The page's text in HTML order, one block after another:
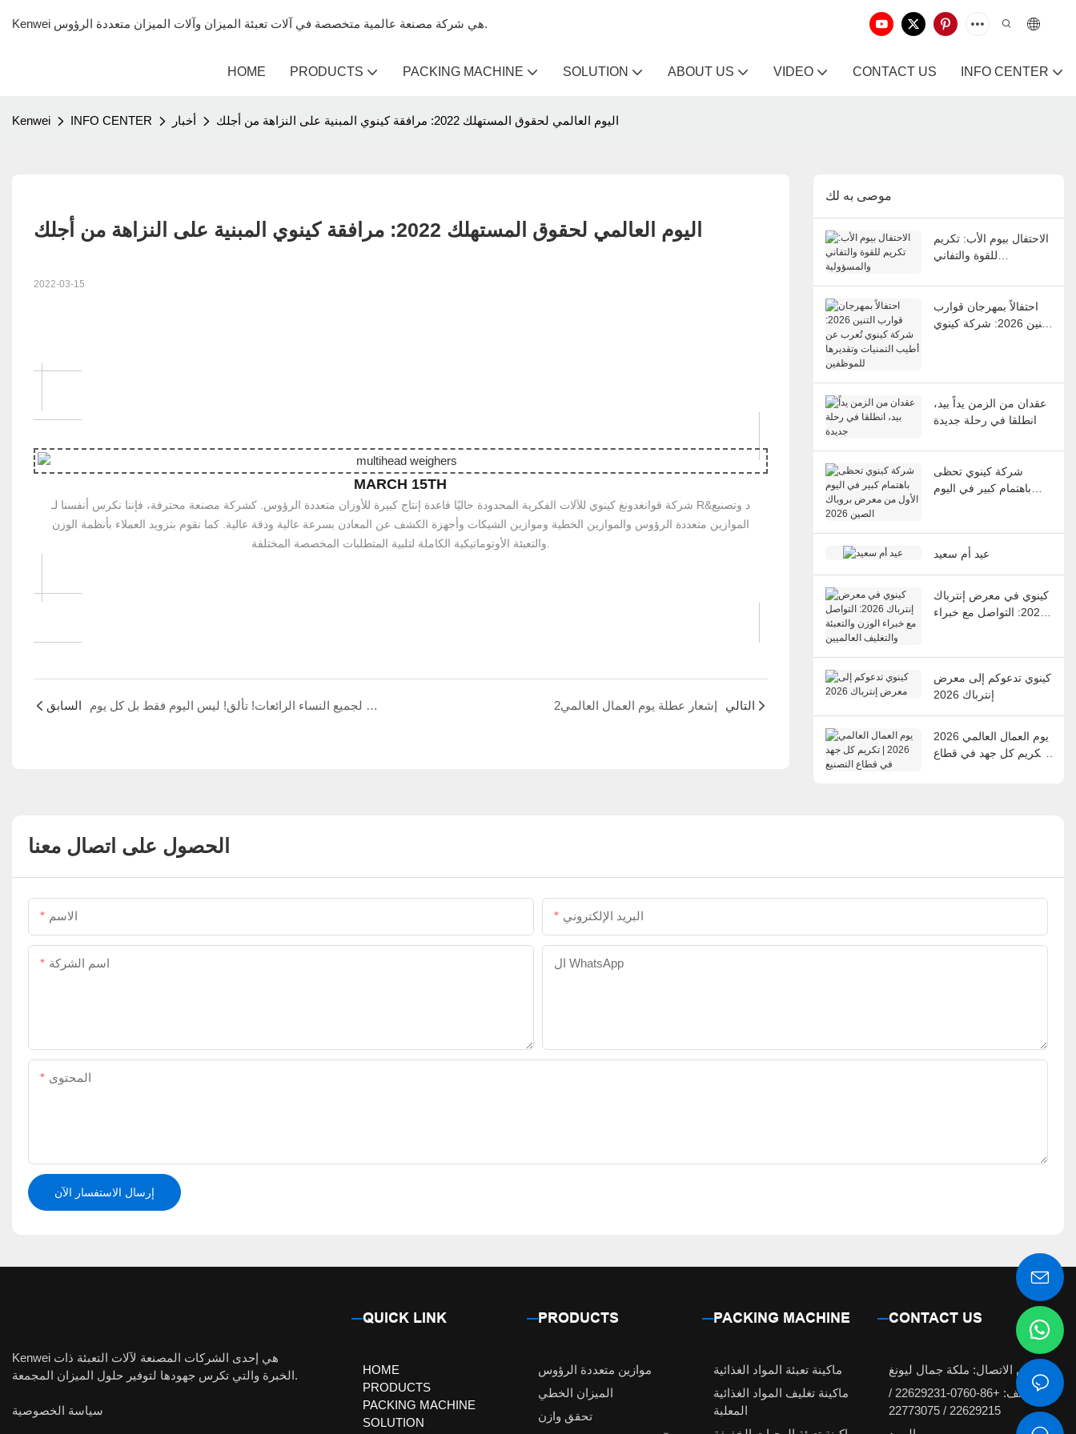
Kenwei هي شركة مصنعة عالمية متخصصة في آلات تعبئة الميزان وآلات الميزان متعددة الرؤوس.
HOME PRODUCTS PACKING MACHINE SOLUTION ABOUT US VIDEO CONTACT US INFO CENTER
Kenwei INFO CENTER أخبار اليوم العالمي لحقوق المستهلك 2022: مرافقة كينوي المبنية على النزاهة من أجلك
اليوم العالمي لحقوق المستهلك 2022: مرافقة كينوي المبنية على النزاهة من أجلك
2022-03-15
MARCH 15TH
شركة قوانغدونغ كينوي للآلات الفكرية المحدودة حاليًا قاعدة إنتاج كبيرة للأوزان متعددة الرؤوس. كشركة مصنعة محترفة، فإننا نكرس أنفسنا لـ R&د وتصنيع
الموازين متعددة الرؤوس والموازين الخطية وموازين الشيكات وأجهزة الكشف عن المعادن بسرعة عالية ودقة عالية. كما نقوم بتزويد العملاء بأنظمة الوزن
السابق يوم مرأة سعيد لجميع النساء الرائعات! تألق! ليس اليوم فقط بل كل يوم! إشعار عطلة يوم العمال العالمي2 التالي
موصى به لك
الاحتفال بيوم الأب: تكريم
للقوة والتفاني
احتفالاً بمهرجان قوارب
التنين 2026: شركة كينوي
عقدان من الزمن يداً بيد،
انطلقا في رحلة جديدة
شركة كينوي تحظى
باهتمام كبير في اليوم
عيد أم سعيد
كينوي في معرض إنترباك
2026: التواصل مع خبراء
كينوي تدعوكم إلى معرض
إنترباك 2026
يوم العمال العالمي 2026
| تكريم كل جهد في قطاع
الحصول على اتصال معنا
الاسم البريد الإلكتروني
اسم الشركة ال WhatsApp
المحتوى
إرسال الاستفسار الآن
Kenwei هي إحدى الشركات المصنعة لآلات التعبئة ذات
الخبرة والتي تكرس جهودها لتوفير حلول الميزان المجمعة.
سياسة الخصوصية
QUICK LINK
HOME
PRODUCTS
PACKING MACHINE
SOLUTION
PRODUCTS
موازين متعددة الرؤوس
الميزان الخطي
تحقق وازن
PACKING MACHINE
ماكينة تعبئة المواد الغذائية
ماكينة تغليف المواد الغذائية
المعلبة
CONTACT US
شخص الاتصال: ملكة جمال ليونغ
الهاتف: +86-0760-22629231 /
22629215 / 22773075